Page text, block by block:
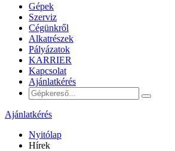
Gépek
Szerviz
Cégünkről
Alkatrészek
Pályázatok
KARRIER
Kapcsolat
Ajánlatkérés
Ajánlatkérés
Nyitólap
Hírek